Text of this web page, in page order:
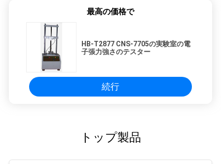
最高の価格で
HB-T2877 CNS-7705の実験室の電
子張力強さのテスター
続行
トップ製品